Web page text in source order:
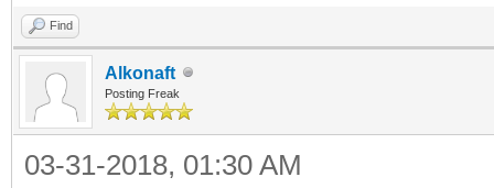
Find
Alkonaft
Posting Freak
03-31-2018, 01:30 AM